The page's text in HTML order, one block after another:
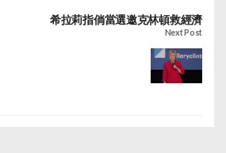
希拉莉指倘當選邀克林頓救經濟
Next Post